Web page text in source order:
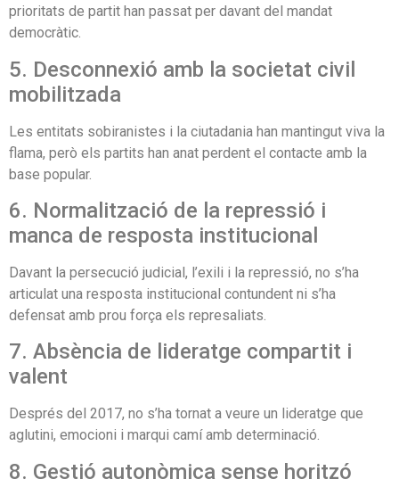
prioritats de partit han passat per davant del mandat
democràtic.
5. Desconnexió amb la societat civil
mobilitzada
Les entitats sobiranistes i la ciutadania han mantingut viva la
flama, però els partits han anat perdent el contacte amb la
base popular.
6. Normalització de la repressió i
manca de resposta institucional
Davant la persecució judicial, l’exili i la repressió, no s’ha
articulat una resposta institucional contundent ni s’ha
defensat amb prou força els represaliats.
7. Absència de lideratge compartit i
valent
Després del 2017, no s’ha tornat a veure un lideratge que
aglutini, emocioni i marqui camí amb determinació.
8. Gestió autonòmica sense horitzó